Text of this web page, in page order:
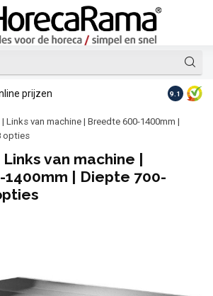
prijzen Op
9.1
Links van machine | Breedte 600-1400mm |
opties
van machine |
| Diepte 700-